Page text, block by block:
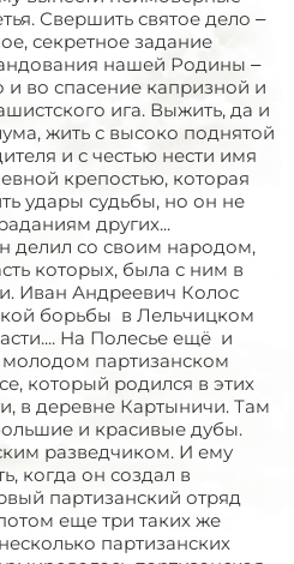
Свершить святое дело –
секретное задание
нашей Родины –
и во спасение ка­призной и
ига. Выжить, да и
жить с высоко поднятой
и с честью нести имя
крепостью, которая
удары судьбы, но он не
других...
делил со своим народом,
которых, была с ним в
Иван Андреевич Колос
борьбы в Лельчицком
На Полесье ещё и
молодом партизанском
который родился в этих
в деревне Картыничи. Там
и красивые дубы.
разведчиком. И ему
когда он создал в
партизанский отряд
еще три таких же
партизанских